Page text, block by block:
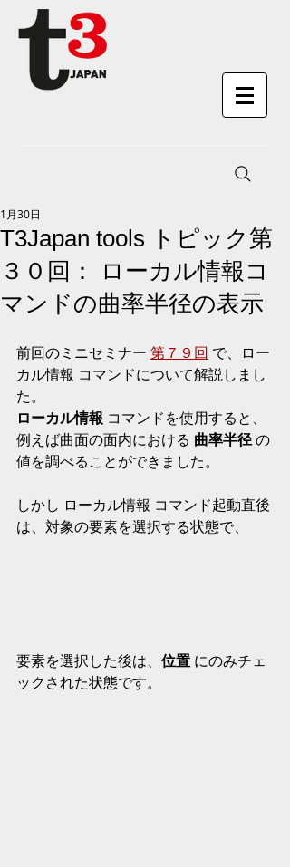
T3Japan tools トピック第
３０回： ローカル情報コ
マンドの曲率半径の表示
1月30日
前回のミニセミナー 第７９回 で、ロー
カル情報 コマンドについて解説しまし
た。
ローカル情報 コマンドを使用すると、
例えば曲面の面内における 曲率半径 の
値を調べることができました。
しかし ローカル情報 コマンド起動直後
は、対象の要素を選択する状態で、
要素を選択した後は、 位置 にのみチェ
ックされた状態です。